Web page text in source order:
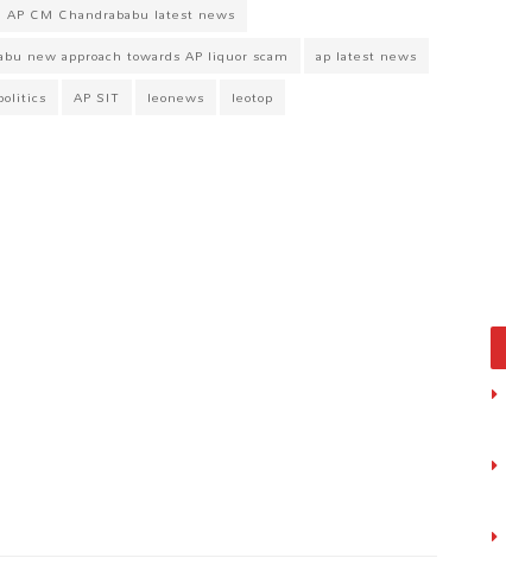
AP CM Chandrababu latest news
new approach towards AP liquor scam
ap latest news
AP SIT leonews leotop